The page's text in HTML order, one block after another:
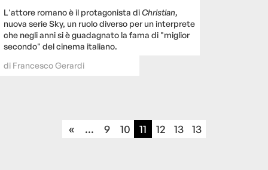
L'attore romano è il protagonista diChristian,
nuova serie Sky, un ruolo diverso per un interprete
che negli anni si è guadagnato la fama di "miglior
secondo" del cinema italiano.
di Francesco Gerardi
« ... 9 10 11 12 13 13